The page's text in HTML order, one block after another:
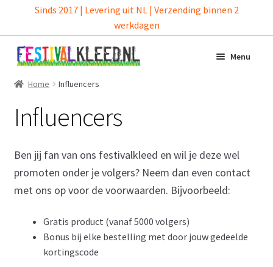
Sinds 2017 | Levering uit NL | Verzending binnen 2
werkdagen
Ga
door
naar
Ga
naar
de
Menu
Home
Webshop
Reviews
Juichkleed
Influencers
Home Influencers
Influencers
Ben jij fan van ons festivalkleed en wil je deze wel
promoten onder je volgers? Neem dan even contact
met ons op voor de voorwaarden. Bijvoorbeeld:
Gratis product (vanaf 5000 volgers)
Bonus bij elke bestelling met door jouw gedeelde
kortingscode